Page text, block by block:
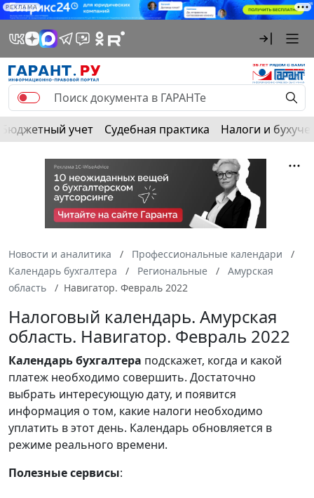
РЕКЛАМА
Бюджетный учет Судебная практика Налоги и
Новости и аналитика
Профессиональные календари
Календарь бухгалтера
Региональные
Амурская
область
Навигатор. Февраль 2022
Налоговый календарь. Амурская
область. Навигатор. Февраль 2022
Календарьбухгалтера подскажет, когда и какой
платеж необходимо совершить. Достаточно
выбрать интересующую дату, и появится
информация о том, какие налоги необходимо
уплатить в этот день. Календарь обновляется в
режиме реального времени.
Полезные сервисы: